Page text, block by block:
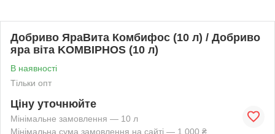
Добриво ЯраВита Комбифос (10 л) / Добриво
яра віта KOMBIPHOS (10 л)
В наявності
Тільки опт
Ціну уточнюйте
Мінімальне замовлення — 10 л
Мінімальна сума замовлення на сайті — 1 000 ₴